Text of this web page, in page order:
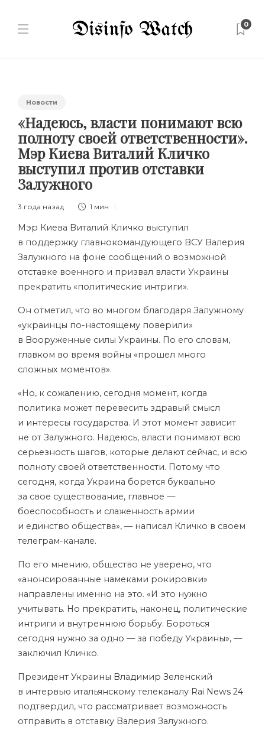
0
Новости
«Надеюсь, власти понимают всю
полноту своей ответственности».
Мэр Киева Виталий Кличко
выступил против отставки
Залужного
3 года назад 1 мин
Мэр Киева Виталий Кличко выступил
в поддержку главнокомандующего ВСУ Валерия
Залужного на фоне сообщений о возможной
отставке военного и призвал власти Украины
прекратить «политические интриги».
Он отметил, что во многом благодаря Залужному
«украинцы по-настоящему поверили»
в Вооруженные силы Украины. По его словам,
главком во время войны «прошел много
сложных моментов».
«Но, к сожалению, сегодня момент, когда
политика может перевесить здравый смысл
и интересы государства. И этот момент зависит
не от Залужного. Надеюсь, власти понимают всю
серьезность шагов, которые делают сейчас, и всю
полноту своей ответственности. Потому что
сегодня, когда Украина борется буквально
за свое существование, главное —
боеспособность и слаженность армии
и единство общества», — написал Кличко в своем
телеграм-канале.
По его мнению, общество не уверено, что
«анонсированные намеками рокировки»
направлены именно на это. «И это нужно
учитывать. Но прекратить, наконец, политические
интриги и внутреннюю борьбу. Бороться
сегодня нужно за одно — за победу Украины», —
заключил Кличко.
Президент Украины Владимир Зеленский
в интервью итальянскому телеканалу Rai News 24
подтвердил, что рассматривает возможность
отправить в отставку Валерия Залужного.